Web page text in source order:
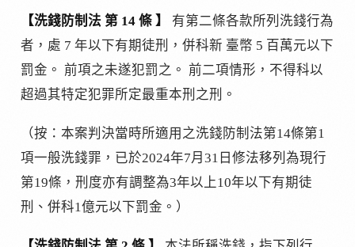
【洗錢防制法 第 14 條 】
有第二條各款所列洗錢行為
者，處 7 年以下有期徒刑，併科新 臺幣 5 百萬元以下
罰金。 前項之未遂犯罰之。 前二項情形，不得科以
超過其特定犯罪所定最重本刑之刑。
（按：本案判決當時所適用之洗錢防制法第14條第1
項一般洗錢罪，已於2024年7月31日修法移列為現行
第19條，刑度亦有調整為3年以上10年以下有期徒
刑、併科1億元以下罰金。）